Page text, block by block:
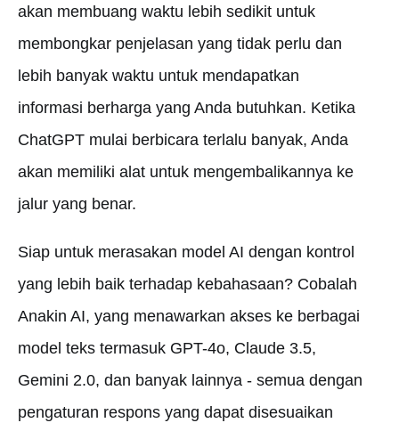
akan membuang waktu lebih sedikit untuk
membongkar penjelasan yang tidak perlu dan
lebih banyak waktu untuk mendapatkan
informasi berharga yang Anda butuhkan. Ketika
ChatGPT mulai berbicara terlalu banyak, Anda
akan memiliki alat untuk mengembalikannya ke
jalur yang benar.
Siap untuk merasakan model AI dengan kontrol
yang lebih baik terhadap kebahasaan? Cobalah
Anakin AI, yang menawarkan akses ke berbagai
model teks termasuk GPT-4o, Claude 3.5,
Gemini 2.0, dan banyak lainnya - semua dengan
pengaturan respons yang dapat disesuaikan